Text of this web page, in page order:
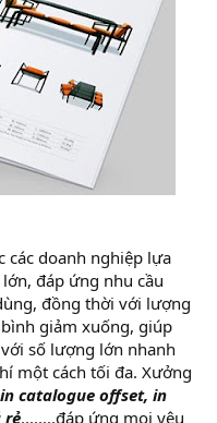
các doanh nghiệp lựa
đáp ứng nhu cầu
đồng thời với lượng
giảm xuống, giúp
số lượng lớn nhanh
một cách tối đa. Xưởng
in catalogue offset, in
rẻ........đáp ứng mọi yêu